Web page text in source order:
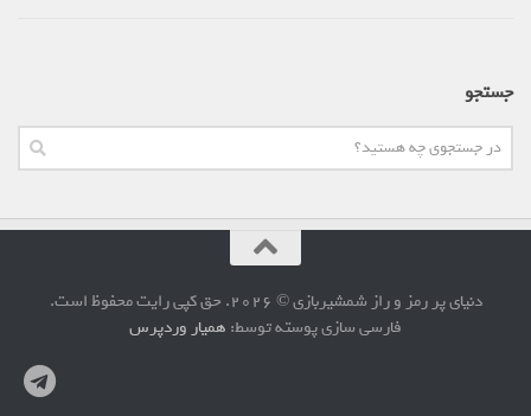
جستجو
دنیای پر رمز و راز شمشیربازی © 2026. حق کپی رایت محفوظ است.
فارسی سازی پوسته توسط:همیار وردپرس